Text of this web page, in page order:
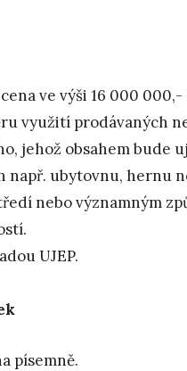
ve výši 16 000 000,-
využití prodávaných
jehož obsahem bude
např. ubytovnu, hernu
nebo významným
UJEP.
písemně.